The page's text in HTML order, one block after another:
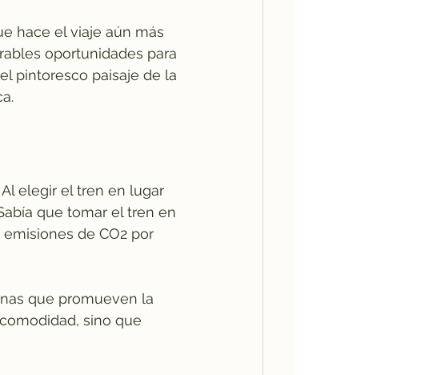
hace el viaje aún más
oportunidades para
pintoresco paisaje de la
elegir el tren en lugar
que tomar el tren en
de CO2 por
que promueven la
sino que